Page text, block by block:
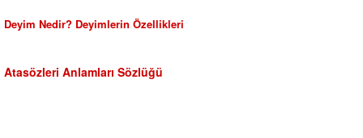
Deyim Nedir? Deyimlerin Özellikleri
Atasözleri Anlamları Sözlüğü